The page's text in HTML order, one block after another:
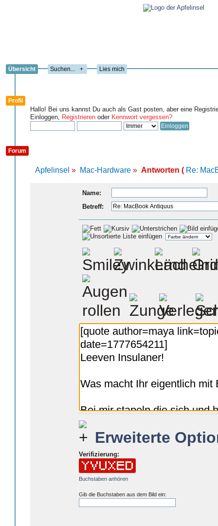
Übersicht + Lies mich
Profil
Hallo! Bei uns kannst Du auch als Gast posten, aber eine
Einloggen, Registrieren oder Kennwort vergessen?
Forum
Apfelinsel » Mac-Hardware » Antworten ( Re:
Name:
Betreff:
Erweiterte
Verifizierung:
Buchstaben anhören
Gib die Buchstaben aus dem Bild ein: